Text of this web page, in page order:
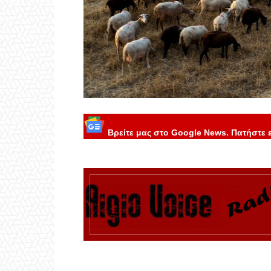
Βρείτε μας στο Google News. Πατήστε